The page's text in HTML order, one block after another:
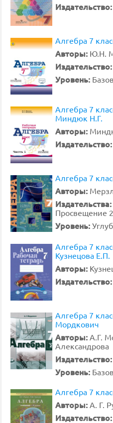
Издательство:
Алгебра 7
Авторы: Ю.Н.
Издательство:
Уровень:
Алгебра 7
Миндюк Н.Г.
Авторы:
Издательство:
Алгебра 7
Авторы:
Издательства:
Просвещение
Уровень:
Алгебра 7
Кузнецова Е.П.
Авторы:
Издательство:
Алгебра 7
Мордкович
Авторы: А.Г.
Александрова
Издательство:
Уровень:
Алгебра 7
Авторы: А. Г.
Издательство: